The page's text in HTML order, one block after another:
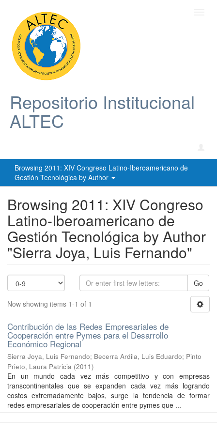
Repositorio Institucional
ALTEC
Browsing 2011: XIV Congreso Latino-Iberoamericano de
Gestión Tecnológica by Author
Browsing 2011: XIV Congreso
Latino-Iberoamericano de
Gestión Tecnológica by Author
"Sierra Joya, Luis Fernando"
Go
Now showing items 1-1 of 1
Contribución de las Redes Empresariales de
Cooperación entre Pymes para el Desarrollo
Económico Regional
Sierra Joya, Luis Fernando; Becerra Ardila, Luis Eduardo; Pinto
Prieto, Laura Patricia (2011)
En un mundo cada vez más competitivo y con empresas
transcontinentales que se expanden cada vez más logrando
costos extremadamente bajos, surge la tendencia de formar
redes empresariales de cooperación entre pymes que ...